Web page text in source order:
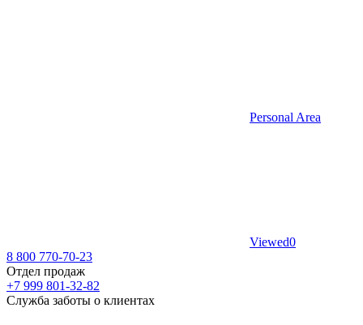
Personal Area
Viewed0
8 800 770-70-23
Отдел продаж
+7 999 801-32-82
Служба заботы о клиентах